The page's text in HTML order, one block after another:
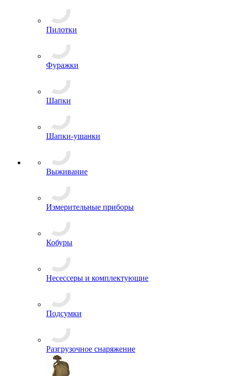
Берцы
Треккинговые ботинки, кеды
Валеши
Сапоги
Сланцы
Средства для защиты и ухода
Туфли, Полуботинки
Балаклавы